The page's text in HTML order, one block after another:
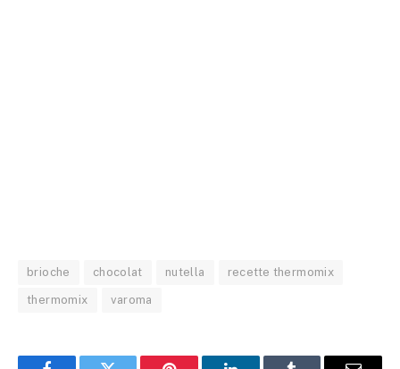
brioche chocolat nutella recette thermomix
thermomix varoma